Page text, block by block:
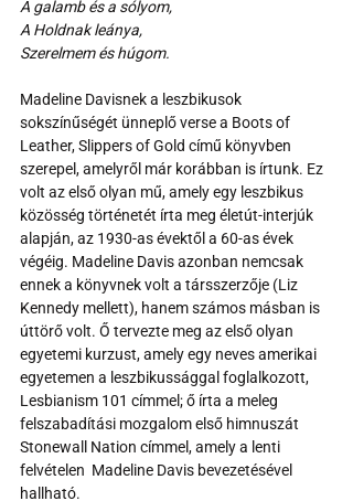
A galamb és a sólyom,
A Holdnak leánya,
Szerelmem és húgom.
Madeline Davisnek a leszbikusok
sokszínűségét ünneplő verse a Boots of
Leather, Slippers of Gold című könyvben
szerepel, amelyről már korábban is írtunk. Ez
volt az első olyan mű, amely egy leszbikus
közösség történetét írta meg életút-interjúk
alapján, az 1930-as évektől a 60-as évek
végéig. Madeline Davis azonban nemcsak
ennek a könyvnek volt a társszerzője (Liz
Kennedy mellett), hanem számos másban is
úttörő volt. Ő tervezte meg az első olyan
egyetemi kurzust, amely egy neves amerikai
egyetemen a leszbikussággal foglalkozott,
Lesbianism 101 címmel; ő írta a meleg
felszabadítási mozgalom első himnuszát
Stonewall Nation címmel, amely a lenti
felvételen  Madeline Davis bevezetésével
hallható.